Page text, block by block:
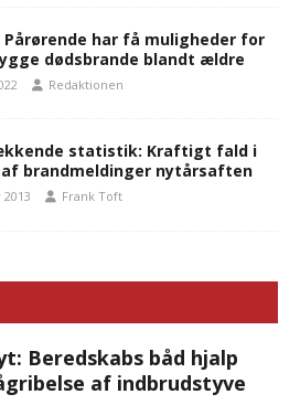
Pårørende har få muligheder for
dødsbrande blandt ældre
Redaktionen
statistik: Kraftigt fald i
brandmeldinger nytårsaften
Frank Toft
Beredskabs båd hjalp
af indbrudstyve